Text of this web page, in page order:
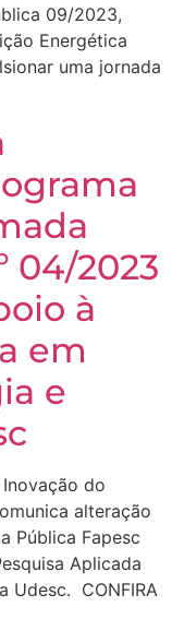
09/2023,
Energética
uma jornada
04/2023
à
em
e
do
alteração
Pública Fapesc
Aplicada
Udesc. CONFIRA